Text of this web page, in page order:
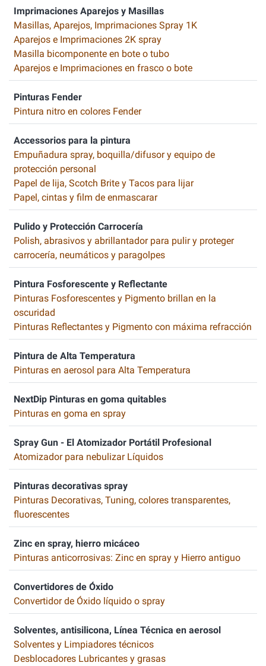
Imprimaciones Aparejos y Masillas
Masillas, Aparejos, Imprimaciones Spray 1K
Aparejos e Imprimaciones 2K spray
Masilla bicomponente en bote o tubo
Aparejos e Imprimaciones en frasco o bote
Pinturas Fender
Pintura nitro en colores Fender
Accessorios para la pintura
Empuñadura spray, boquilla/difusor y equipo de
protección personal
Papel de lija, Scotch Brite y Tacos para lijar
Papel, cintas y film de enmascarar
Pulido y Protección Carrocería
Polish, abrasivos y abrillantador para pulir y proteger
carrocería, neumáticos y paragolpes
Pintura Fosforescente y Reflectante
Pinturas Fosforescentes y Pigmento brillan en la
oscuridad
Pinturas Reflectantes y Pigmento con máxima refracción
Pintura de Alta Temperatura
Pinturas en aerosol para Alta Temperatura
NextDip Pinturas en goma quitables
Pinturas en goma en spray
Spray Gun - El Atomizador Portátil Profesional
Atomizador para nebulizar Líquidos
Pinturas decorativas spray
Pinturas Decorativas, Tuning, colores transparentes,
fluorescentes
Zinc en spray, hierro micáceo
Pinturas anticorrosivas: Zinc en spray y Hierro antiguo
Convertidores de Óxido
Convertidor de Óxido líquido o spray
Solventes, antisilicona, Línea Técnica en aerosol
Solventes y Limpiadores técnicos
Desblocadores Lubricantes y grasas